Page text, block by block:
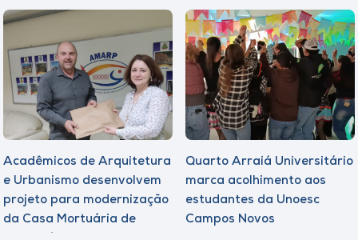
Acadêmicos de Arquitetura
e Urbanismo desenvolvem
projeto para modernização
da Casa Mortuária de
Quarto Arraiá Universitário
marca acolhimento aos
estudantes da Unoesc
Campos Novos